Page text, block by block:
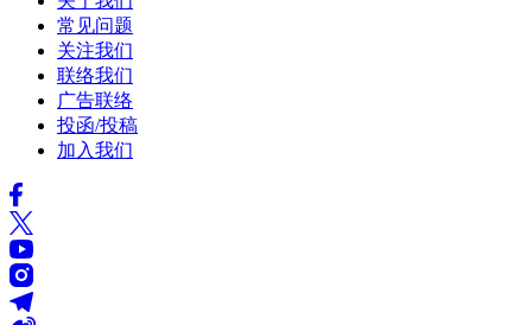
常见问题
关注我们
联络我们
广告联络
投函/投稿
加入我们